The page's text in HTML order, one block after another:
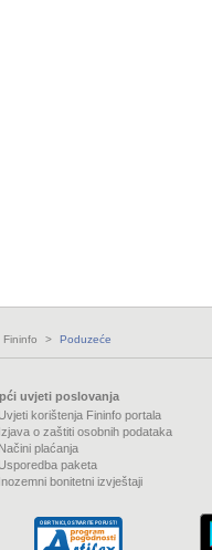
Fininfo > Poduzeće
uvjeti poslovanja
Uvjeti korištenja Fininfo portala
Izjava o zaštiti osobnih podataka
Načini plaćanja
Usporedba paketa
Inozemni bonitetni izvještaji